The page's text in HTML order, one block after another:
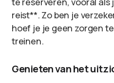
reist**. Zo ben je
hoef je je geen zorgen
treinen.
Genieten van het